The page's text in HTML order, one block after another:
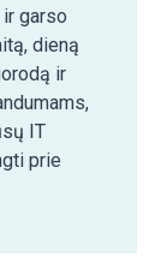
garso
dieną
ir
IT
prie